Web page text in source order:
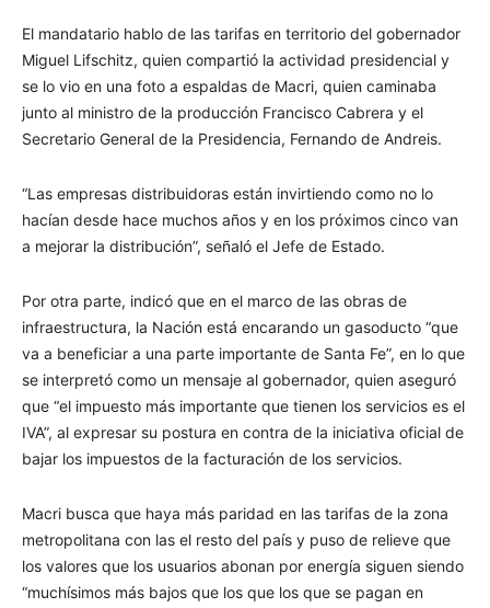
El mandatario hablo de las tarifas en territorio del gobernador
Miguel Lifschitz, quien compartió la actividad presidencial y
se lo vio en una foto a espaldas de Macri, quien caminaba
junto al ministro de la producción Francisco Cabrera y el
Secretario General de la Presidencia, Fernando de Andreis.
“Las empresas distribuidoras están invirtiendo como no lo
hacían desde hace muchos años y en los próximos cinco van
a mejorar la distribución”, señaló el Jefe de Estado.
Por otra parte, indicó que en el marco de las obras de
infraestructura, la Nación está encarando un gasoducto “que
va a beneficiar a una parte importante de Santa Fe”, en lo que
se interpretó como un mensaje al gobernador, quien aseguró
que “el impuesto más importante que tienen los servicios es el
IVA”, al expresar su postura en contra de la iniciativa oficial de
bajar los impuestos de la facturación de los servicios.
Macri busca que haya más paridad en las tarifas de la zona
metropolitana con las el resto del país y puso de relieve que
los valores que los usuarios abonan por energía siguen siendo
“muchísimos más bajos que los que los que se pagan en